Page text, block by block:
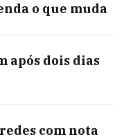
o que muda
após dois dias
com nota